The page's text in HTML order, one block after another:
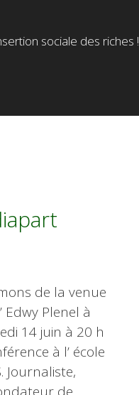
sociale des riches !
de la venue
Edwy Plenel à
14 juin à 20 h
à l’ école
Journaliste,